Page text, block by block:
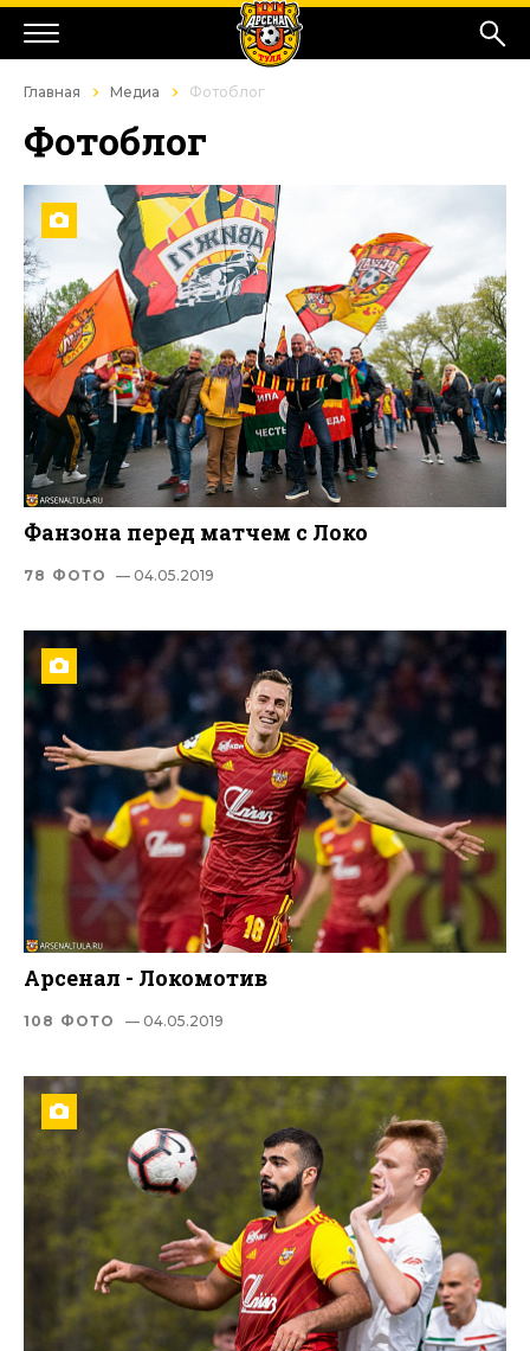
Главная Медиа Фотоблог
Фотоблог
Фанзона перед матчем с Локо
78 ФОТО — 04.05.2019
Арсенал - Локомотив
108 ФОТО — 04.05.2019